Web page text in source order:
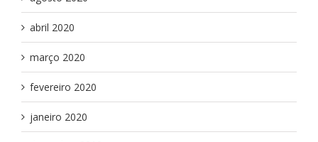
abril 2020
março 2020
fevereiro 2020
janeiro 2020